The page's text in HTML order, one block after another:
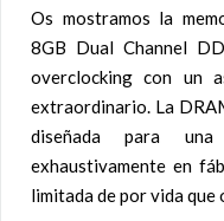
Os mostramos la
8GB Dual Channel
overclocking con un
extraordinario. La
diseñada para una
exhaustivamente en
limitada de por vida que